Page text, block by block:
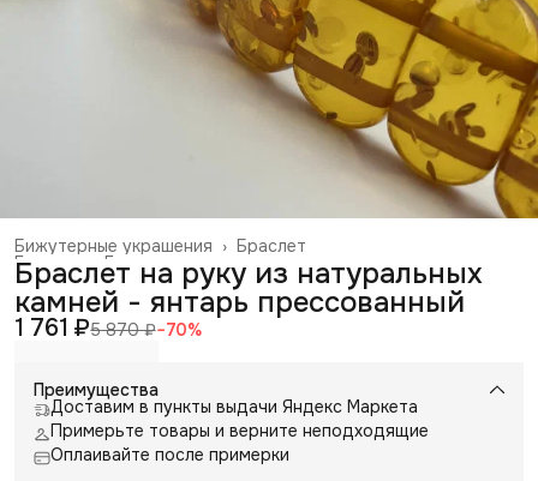
Браслет
Бижутерные украшения ›
Галантерея и аксессуары
Главная ›
Браслет на руку из натуральных
камней - янтарь прессованный
1 761 ₽5 870 ₽−70%
Преимущества
Доставим в пункты выдачи Яндекс Маркета
Примерьте товары и верните неподходящие
Оплаивайте после примерки